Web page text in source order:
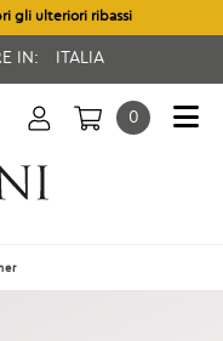
gli ulteriori ribassi
IN: ITALIA
0